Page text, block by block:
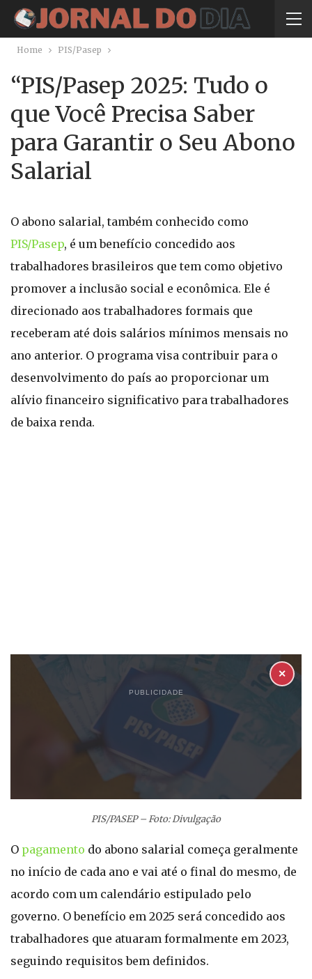
Home PIS/Pasep
“PIS/Pasep 2025: Tudo o
que Você Precisa Saber
para Garantir o Seu Abono
Salarial
O abono salarial, também conhecido como
PIS/Pasep, é um benefício concedido aos
trabalhadores brasileiros que tem como objetivo
promover a inclusão social e econômica. Ele é
direcionado aos trabalhadores formais que
receberam até dois salários mínimos mensais no
ano anterior. O programa visa contribuir para o
desenvolvimento do país ao proporcionar um
alívio financeiro significativo para trabalhadores
de baixa renda.
PUBLICIDADE
✕
PIS/PASEP – Foto: Divulgação
O pagamento do abono salarial começa geralmente
no início de cada ano e vai até o final do mesmo, de
acordo com um calendário estipulado pelo
governo. O benefício em 2025 será concedido aos
trabalhadores que atuaram formalmente em 2023,
seguindo requisitos bem definidos.